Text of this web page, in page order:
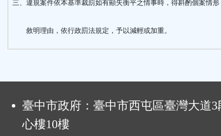
三、違規案件依本基準裁罰如有顯失衡平之情事時，得斟酌個案情形
敘明理由，依行政罰法規定，予以減輕或加重。
臺中市政府：臺中市西屯區臺灣大道3
心樓10樓